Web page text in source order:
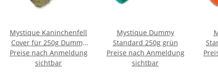
Mystique Kaninchenfell
Cover für 250g Dummy
Überzug
Preise nach Anmeldung
sichtbar
Mystique Dummy
Standard 250g grün
Preise nach Anmeldung
sichtbar